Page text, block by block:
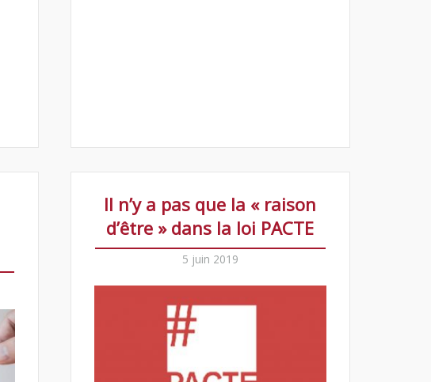
Il n’y a pas que la « raison
d’être » dans la loi PACTE
5 juin 2019